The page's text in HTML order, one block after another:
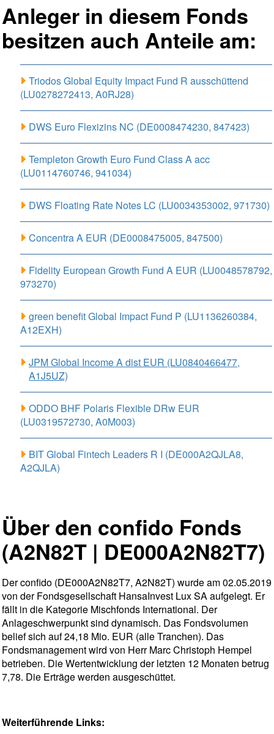
Anleger in diesem Fonds
besitzen auch Anteile am:
Triodos Global Equity Impact Fund R ausschüttend
(LU0278272413, A0RJ28)
DWS Euro Flexizins NC (DE0008474230, 847423)
Templeton Growth Euro Fund Class A acc
(LU0114760746, 941034)
DWS Floating Rate Notes LC (LU0034353002, 971730)
Concentra A EUR (DE0008475005, 847500)
Fidelity European Growth Fund A EUR (LU0048578792,
973270)
green benefit Global Impact Fund P (LU1136260384,
A12EXH)
JPM Global Income A dist EUR (LU0840466477,
A1J5UZ)
ODDO BHF Polaris Flexible DRw EUR
(LU0319572730, A0M003)
BIT Global Fintech Leaders R I (DE000A2QJLA8,
A2QJLA)
Über den confido Fonds
(A2N82T | DE000A2N82T7)
Der confido (DE000A2N82T7, A2N82T) wurde am 02.05.2019
von der Fondsgesellschaft HansaInvest Lux SA aufgelegt. Er
fällt in die Kategorie Mischfonds International. Der
Anlageschwerpunkt sind dynamisch. Das Fondsvolumen
belief sich auf 24,18 Mio. EUR (alle Tranchen). Das
Fondsmanagement wird von Herr Marc Christoph Hempel
betrieben. Die Wertentwicklung der letzten 12 Monaten betrug
7,78. Die Erträge werden ausgeschüttet.
Weiterführende Links: